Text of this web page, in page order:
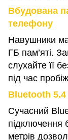
Вбудована
телефону
Навушники
ГБ пам’яті.
слухайте її
під час
Bluetooth 5.4
Сучасний
підключення
метрів